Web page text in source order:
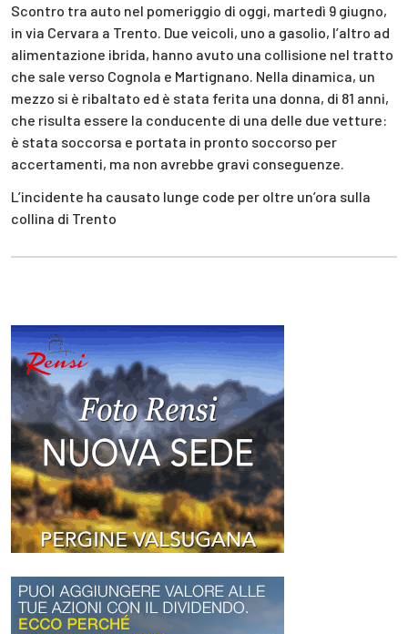
Scontro tra auto nel pomeriggio di oggi, martedì 9 giugno,
in via Cervara a Trento. Due veicoli, uno a gasolio, l’altro ad
alimentazione ibrida, hanno avuto una collisione nel tratto
che sale verso Cognola e Martignano. Nella dinamica, un
mezzo si è ribaltato ed è stata ferita una donna, di 81 anni,
che risulta essere la conducente di una delle due vetture:
è stata soccorsa e portata in pronto soccorso per
accertamenti, ma non avrebbe gravi conseguenze.
L’incidente ha causato lunge code per oltre un’ora sulla
collina di Trento